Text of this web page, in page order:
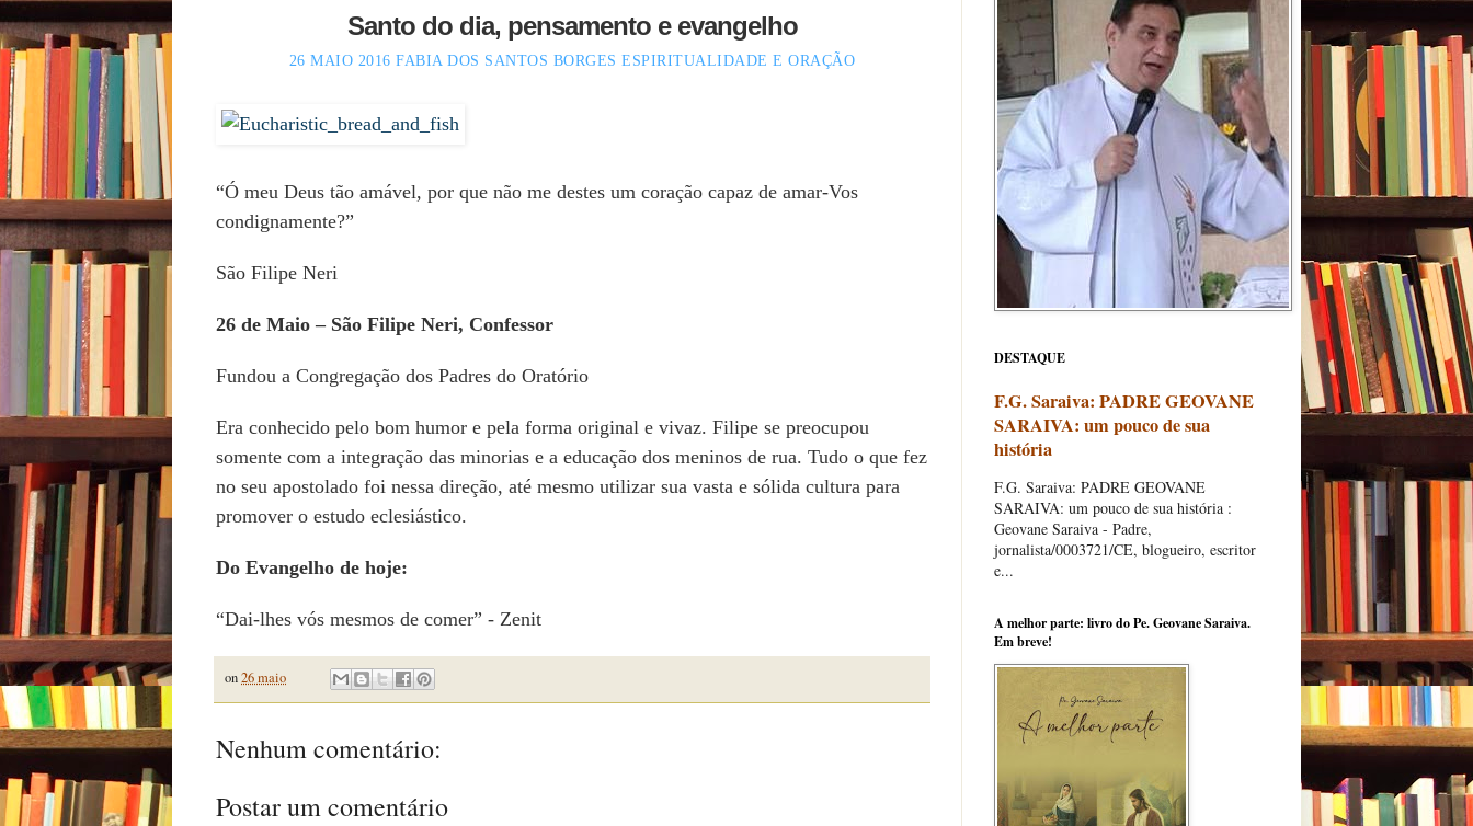
Santo do dia, pensamento e evangelho
26 MAIO 2016FABIA DOS SANTOS BORGES ESPIRITUALIDADE E ORAÇÃO
“Ó meu Deus tão amável, por que não me destes um coração capaz de amar-Vos
condignamente?”
São Filipe Neri
26 de Maio – São Filipe Neri, Confessor
Fundou a Congregação dos Padres do Oratório
Era conhecido pelo bom humor e pela forma original e vivaz. Filipe se preocupou
somente com a integração das minorias e a educação dos meninos de rua. Tudo o que fez
no seu apostolado foi nessa direção, até mesmo utilizar sua vasta e sólida cultura para
promover o estudo eclesiástico.
Do Evangelho de hoje:
“Dai-lhes vós mesmos de comer” - Zenit
on26 maio
Nenhum comentário:
Postar um comentário
DESTAQUE
F.G. Saraiva: PADRE GEOVANE
SARAIVA: um pouco de sua
história
F.G. Saraiva: PADRE GEOVANE
SARAIVA: um pouco de sua história :
Geovane Saraiva - Padre,
jornalista/0003721/CE, blogueiro, escritor
e...
A melhor parte: livro do Pe. Geovane Saraiva.
Em breve!